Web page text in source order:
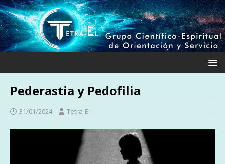
Pederastia y Pedofilia
31/01/2024 Tetra-El